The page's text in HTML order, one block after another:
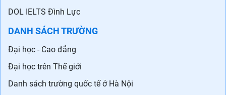
DOL IELTS Đình Lực
DANH SÁCH TRƯỜNG
Đại học - Cao đẳng
Đại học trên Thế giới
Danh sách trường quốc tế ở Hà Nội